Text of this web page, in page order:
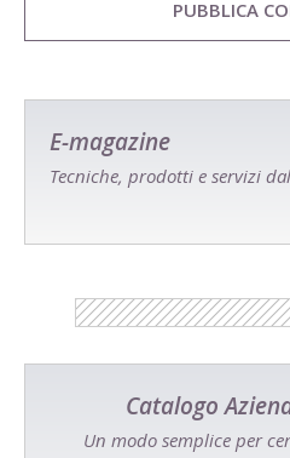
E-magazine
Tecniche, prodotti e servizi
Catalogo
Un modo semplice per